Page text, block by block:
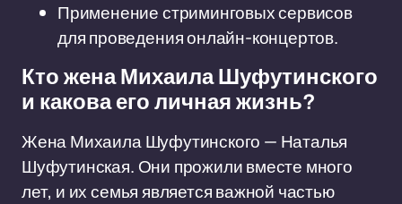
Применение стриминговых сервисов
для проведения онлайн-концертов.
Кто жена Михаила Шуфутинского
и какова его личная жизнь?
Жена Михаила Шуфутинского — Наталья
Шуфутинская. Они прожили вместе много
лет, и их семья является важной частью